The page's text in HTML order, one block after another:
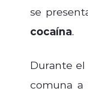
se
cocaína.
Durante
comuna a